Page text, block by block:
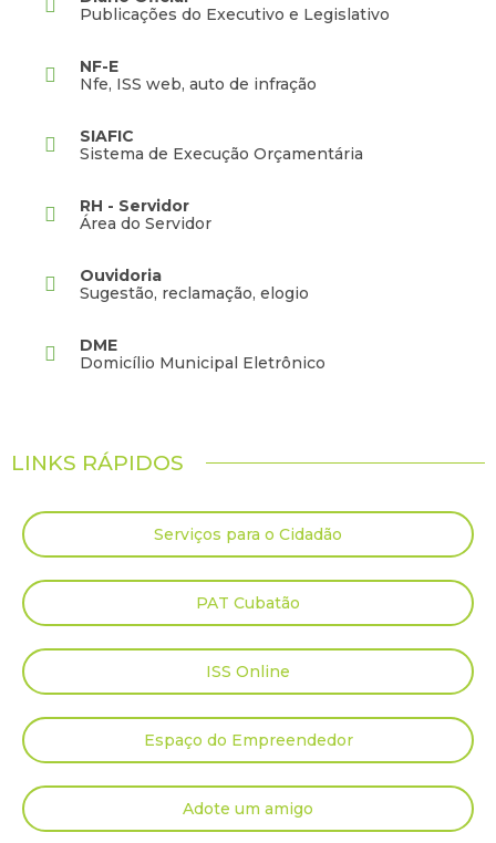
Publicações do Executivo e Legislativo
NF-E
Nfe, ISS web, auto de infração
SIAFIC
Sistema de Execução Orçamentária
RH - Servidor
Área do Servidor
Ouvidoria
Sugestão, reclamação, elogio
DME
Domicílio Municipal Eletrônico
LINKS RÁPIDOS
Serviços para o Cidadão
PAT Cubatão
ISS Online
Espaço do Empreendedor
Adote um amigo